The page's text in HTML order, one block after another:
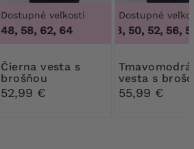
Dostupné veľkosti
48, 58, 62, 64
Čierna vesta s
brošňou
52,99 €
Dostupné
46, 48, 50, 52, 56,
Tmavomodrá
vesta s
55,99 €